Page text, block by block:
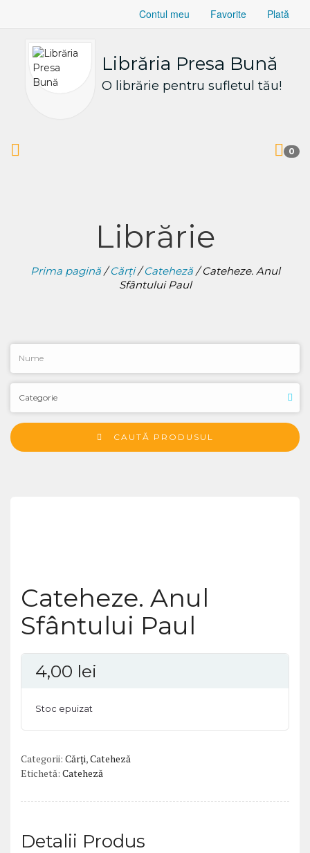
Contul meu Favorite Plată
Librăria Presa Bună
O librărie pentru sufletul tău!
0
Librărie
Prima pagină/Cărți/Cateheză/ Cateheze. Anul
Sfântului Paul
CAUTĂ PRODUSUL
Cateheze. Anul
Sfântului Paul
4,00 lei
Stoc epuizat
Categorii: Cărți,Cateheză
Etichetă: Cateheză
Detalii Produs